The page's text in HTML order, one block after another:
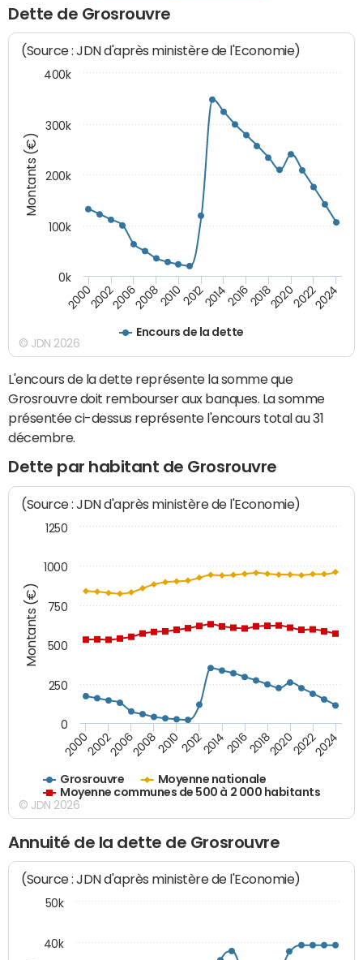
Dette de Grosrouvre
Montants (€)
(Source : JDN d'après ministère de l'Economie)
Encours de la dette
200020022006200820102012201420162018202020222024
0k
100k
200k
300k
400k
© JDN 2026
L'encours de la dette représente la somme que
Grosrouvre doit rembourser aux banques. La somme
présentée ci-dessus représente l'encours total au 31
décembre.
Dette par habitant de Grosrouvre
Montants (€)
(Source : JDN d'après ministère de l'Economie)
Grosrouvre
Moyenne nationale
Moyenne communes de 500 à 2 000 habitants
200020022006200820102012201420162018202020222024
0
250
500
750
1000
1250
© JDN 2026
Annuité de la dette de Grosrouvre
(Source : JDN d'après ministère de l'Economie)
40k
50k